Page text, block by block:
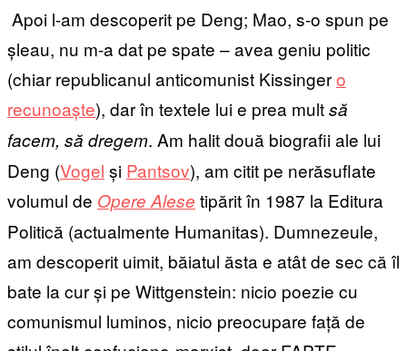
Apoi l-am descoperit pe Deng; Mao, s-o spun pe
șleau, nu m-a dat pe spate – avea geniu politic
(chiar republicanul anticomunist Kissingero
recunoaște), dar în textele lui e prea multsă
facem, să dregem. Am halit două biografii ale lui
Deng (Vogel și Pantsov), am citit pe nerăsuflate
volumul de Opere Alese tipărit în 1987 la Editura
Politică (actualmente Humanitas). Dumnezeule,
am descoperit uimit, băiatul ăsta e atât de sec că îl
bate la cur și pe Wittgenstein: nicio poezie cu
comunismul luminos, nicio preocupare față de